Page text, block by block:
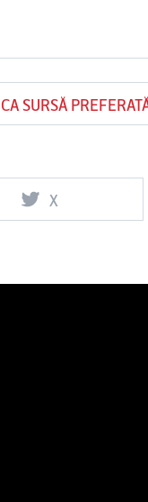
CA SURSĂ
X
UTA Arad